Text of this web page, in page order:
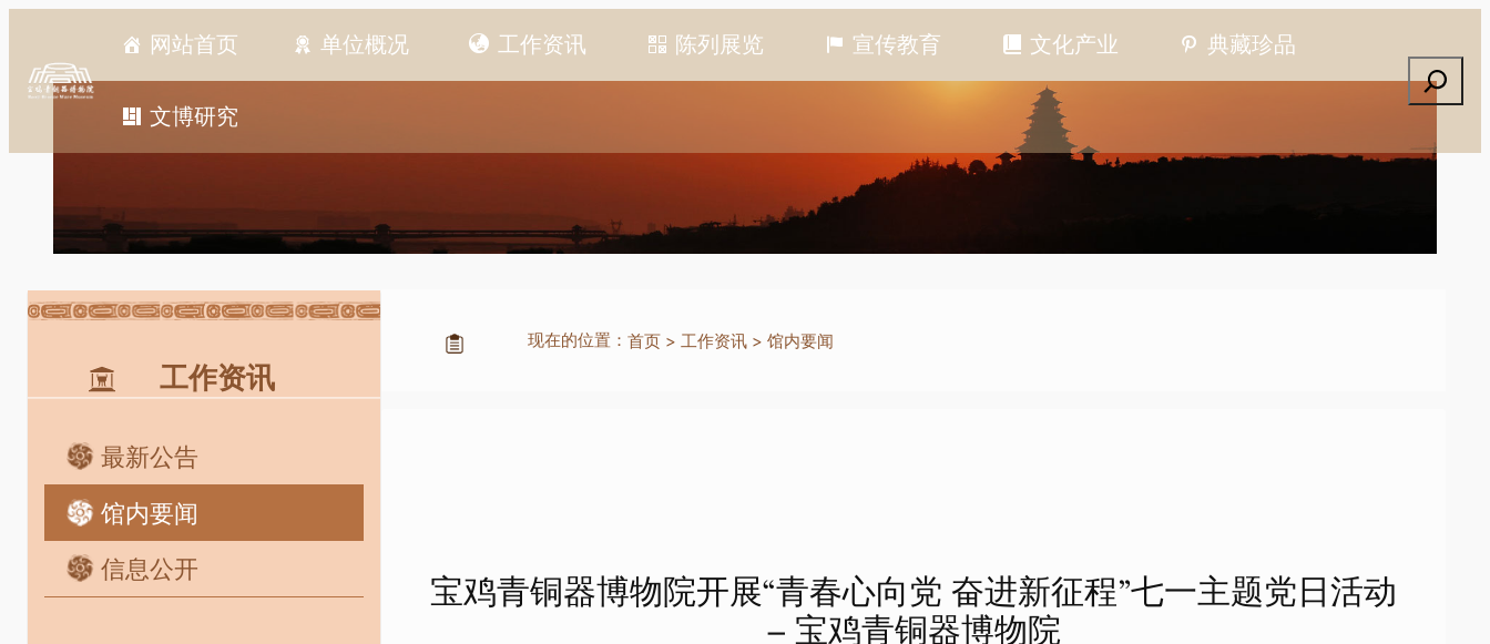
网站首页 单位概况 工作资讯 陈列展览 宣传教育 文化产业 典藏珍品
文博研究
搜索
工作资讯
最新公告
馆内要闻
信息公开
现在的位置： 首页 > 工作资讯 > 馆内要闻
宝鸡青铜器博物院开展“青春心向党 奋进新征程”七一主题党日活动
– 宝鸡青铜器博物院